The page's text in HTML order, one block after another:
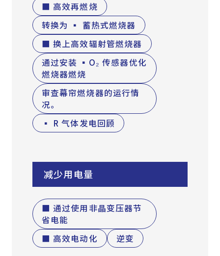
■ 高效再燃烧
转换为 ▪ 蓄热式燃烧器
■ 换上高效辐射管燃烧器
通过安装 ▪O₂ 传感器优化
燃烧器燃烧
审查幕帘燃烧器的运行情
况。
▪ R 气体发电回顾
减少用电量
■ 通过使用非晶变压器节
省电能
■ 高效电动化
逆变